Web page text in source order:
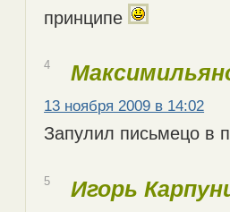
принципе
4
13 ноября 2009 в 14:02
Запулил письмецо в
5 Игорь